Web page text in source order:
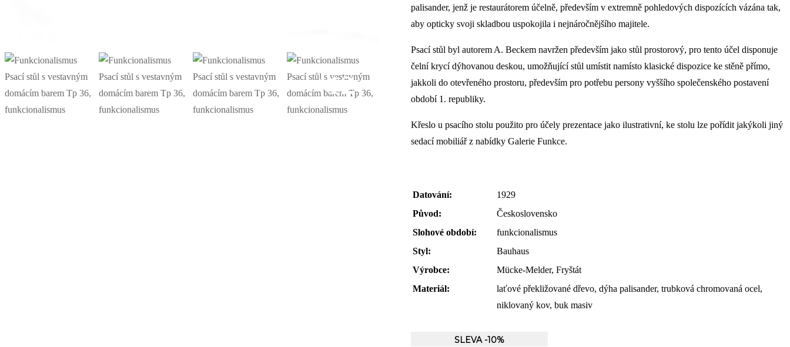
+12
palisander, jenž je restaurátorem účelně, především v extremně pohledových dispozících vázána tak,
aby opticky svoji skladbou uspokojila i nejnáročnějšího majitele.
Psací stůl byl autorem A. Beckem navržen především jako stůl prostorový, pro tento účel disponuje
čelní krycí dýhovanou deskou, umožňující stůl umístit namísto klasické dispozice ke stěně přímo,
jakkoli do otevřeného prostoru, především pro potřebu persony vyššího společenského postavení
období 1. republiky.
Křeslo u psacího stolu použito pro účely prezentace jako ilustrativní, ke stolu lze pořídit jakýkoli jiný
sedací mobiliář z nabídky Galerie Funkce.
Datování:
1929
Původ:
Československo
Slohové období:
funkcionalismus
Styl:
Bauhaus
Výrobce:
Mücke-Melder, Fryštát
Materiál:
laťové překližované dřevo, dýha palisander, trubková chromovaná ocel,
niklovaný kov, buk masiv
SLEVA -10%